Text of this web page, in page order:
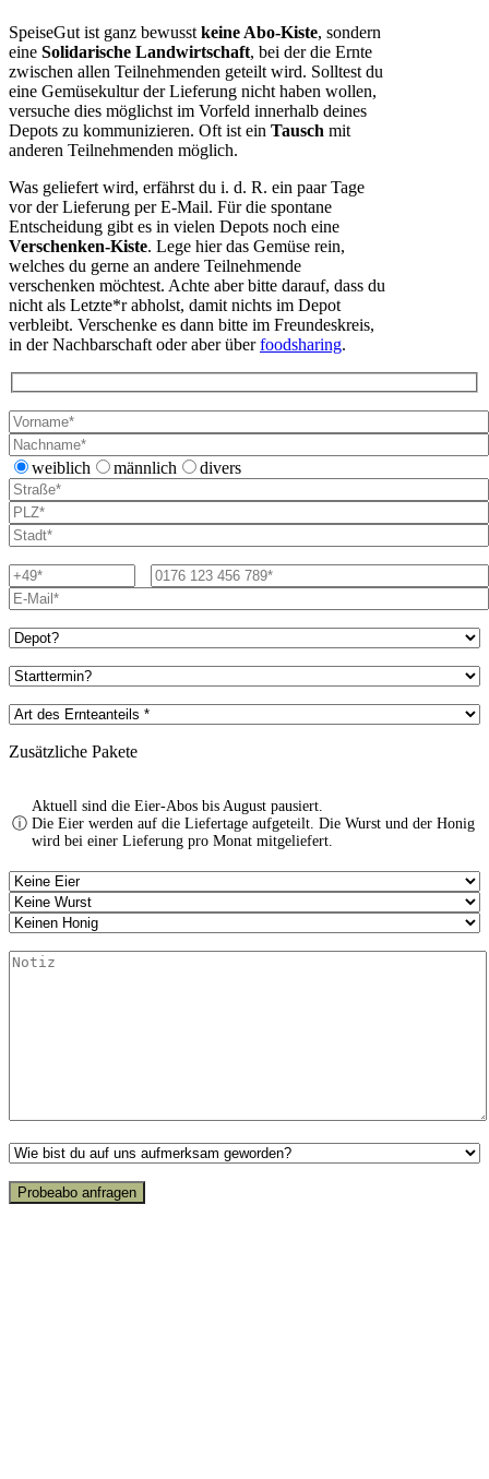
SpeiseGut ist ganz bewusst keine Abo-Kiste, sondern
eine Solidarische Landwirtschaft, bei der die Ernte
zwischen allen Teilnehmenden geteilt wird. Solltest du
eine Gemüsekultur der Lieferung nicht haben wollen,
versuche dies möglichst im Vorfeld innerhalb deines
Depots zu kommunizieren. Oft ist ein Tausch mit
anderen Teilnehmenden möglich.
Was geliefert wird, erfährst du i. d. R. ein paar Tage
vor der Lieferung per E-Mail. Für die spontane
Entscheidung gibt es in vielen Depots noch eine
Verschenken-Kiste. Lege hier das Gemüse rein,
welches du gerne an andere Teilnehmende
verschenken möchtest. Achte aber bitte darauf, dass du
nicht als Letzte*r abholst, damit nichts im Depot
verbleibt. Verschenke es dann bitte im Freundeskreis,
in der Nachbarschaft oder aber überfoodsharing.
weiblich männlich divers
Zusätzliche Pakete
ⓘ
Aktuell sind die Eier-Abos bis August pausiert.
Die Eier werden auf die Liefertage aufgeteilt. Die Wurst und der Honig
wird bei einer Lieferung pro Monat mitgeliefert.